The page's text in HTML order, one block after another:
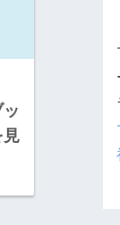
見